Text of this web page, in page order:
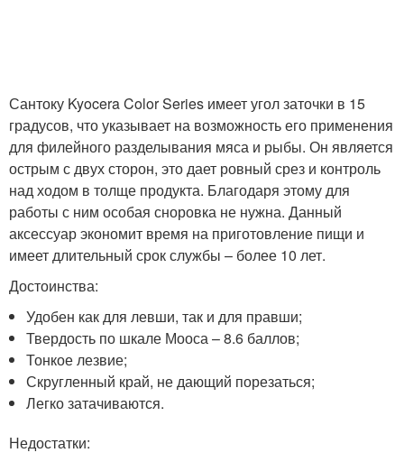
Сантоку Kyocera Color Series имеет угол заточки в 15
градусов, что указывает на возможность его применения
для филейного разделывания мяса и рыбы. Он является
острым с двух сторон, это дает ровный срез и контроль
над ходом в толще продукта. Благодаря этому для
работы с ним особая сноровка не нужна. Данный
аксессуар экономит время на приготовление пищи и
имеет длительный срок службы – более 10 лет.
Достоинства:
Удобен как для левши, так и для правши;
Твердость по шкале Мооса – 8.6 баллов;
Тонкое лезвие;
Скругленный край, не дающий порезаться;
Легко затачиваются.
Недостатки: